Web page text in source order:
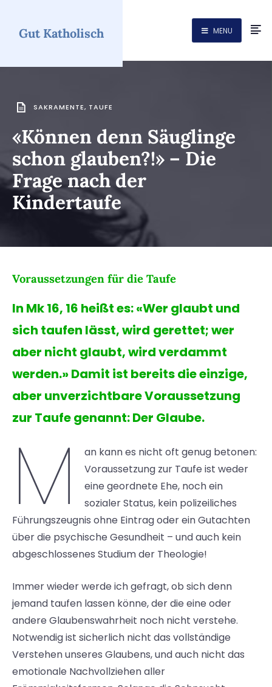
Gut Katholisch MENU
SAKRAMENTE, TAUFE
«Können denn Säuglinge
schon glauben?!» – Die
Frage nach der
Kindertaufe
Voraussetzungen für die Taufe
In Mk 16, 16 heißt es: «Wer glaubt und
sich taufen lässt, wird gerettet; wer
aber nicht glaubt, wird verdammt
werden.» Damit ist bereits die einzige,
aber unverzichtbare Voraussetzung
zur Taufe genannt: Der Glaube.
M
an kann es nicht oft genug betonen:
Voraussetzung zur Taufe ist weder
eine geordnete Ehe, noch ein
sozialer Status, kein polizeiliches
Führungszeugnis ohne Eintrag oder ein Gutachten
über die psychische Gesundheit – und auch kein
abgeschlossenes Studium der Theologie!
Immer wieder werde ich gefragt, ob sich denn
jemand taufen lassen könne, der die eine oder
andere Glaubenswahrheit noch nicht verstehe.
Notwendig ist sicherlich nicht das vollständige
Verstehen unseres Glaubens, und auch nicht das
emotionale Nachvollziehen aller